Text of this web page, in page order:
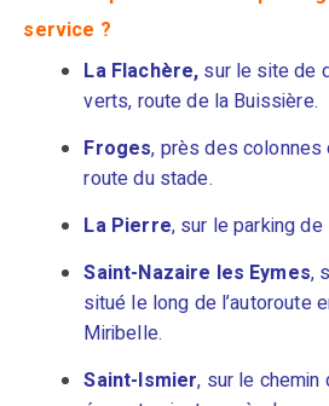
service ?
La Flachère, sur le site de
verts, route de la Buissière.
Froges, près des colonnes
route du stade.
La Pierre, sur le parking de
Saint-Nazaire les Eymes,
situé le long de l’autoroute
Miribelle.
Saint-Ismier, sur le